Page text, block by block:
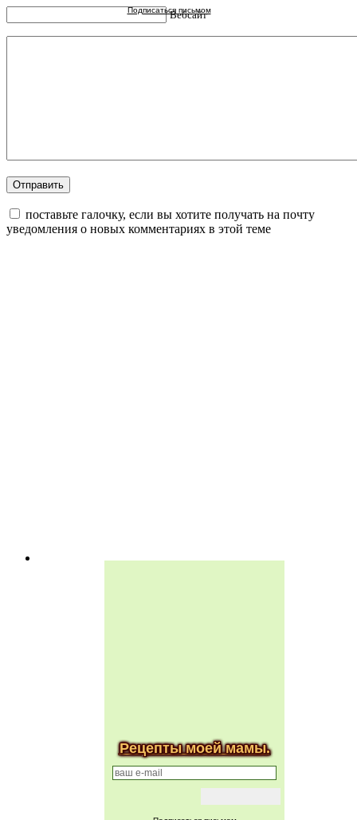
Подписаться письмом
Вебсайт
поставьте галочку, если вы хотите получать на почту
уведомления о новых комментариях в этой теме
Рецепты моей мамы.